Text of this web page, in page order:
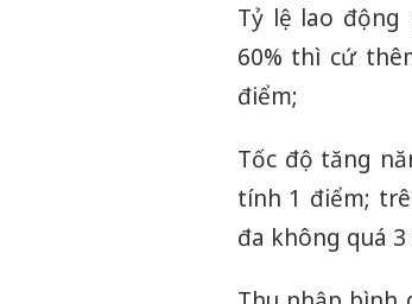
Tỷ lệ lao
60% thì cứ
điểm;
Tốc độ tăng
tính 1 điểm;
đa không quá